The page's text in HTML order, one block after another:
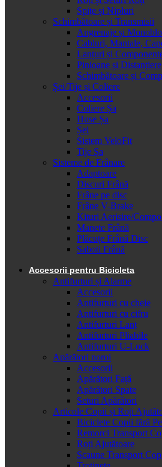
Spițe și Nipluri
Schimbătoare și Transmisii
Angrenaje și
Cabluri, Mantale,
Lanțuri și
Pinioane și Distanțiere
Schimbătoare și
Șei/Tije și Coliere
Accesorii
Coliere Șa
Huse Șa
Șei
Sistem VeloFit
Tije Șa
Sisteme de Frânare
Adaptoare
Discuri Frână
Frâne pe disc
Frâne V-Brake
Kituri Aerisire/
Manete Frână
Plăcuțe Frână Disc
Saboti Frână
Accesorii pentru Bicicleta
Antifurturi și Alarme
Accesorii
Antifurturi cu cheie
Antifurturi cu cifru
Antifurturi Lanț
Antifurturi Pliabile
Antifurturi U-Lock
Apărători noroi
Accesorii
Apărători Față
Apărători Spate
Seturi Apărători
Articole Copii și Roți
Biciclete Copii fără
Remorci Transport
Roți Ajutătoare
Scaune Transport